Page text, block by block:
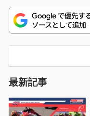
ゲ
ー
ン
稿:
最新記事